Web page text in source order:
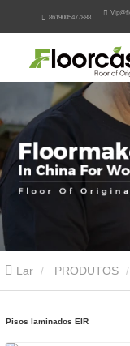
8619005477888
Lar PRODUTOS
Pisos laminados EIR